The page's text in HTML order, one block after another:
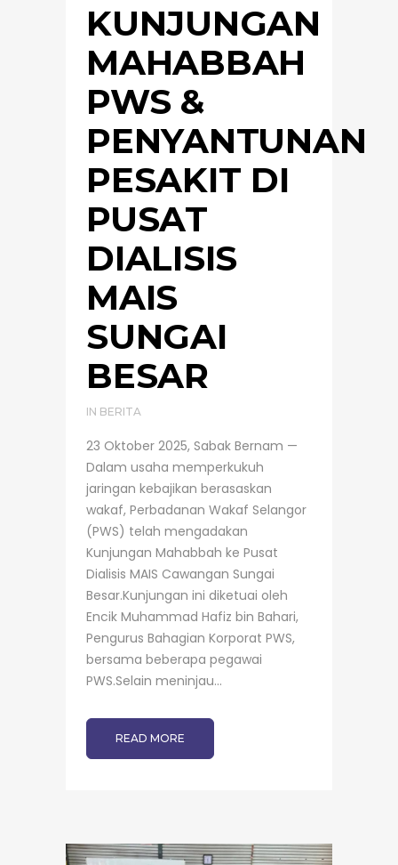
KUNJUNGAN
MAHABBAH
PWS &
PENYANTUNAN
PESAKIT DI
PUSAT
DIALISIS
MAIS
SUNGAI
BESAR
IN BERITA
23 Oktober 2025, Sabak Bernam —
Dalam usaha memperkukuh
jaringan kebajikan berasaskan
wakaf, Perbadanan Wakaf Selangor
(PWS) telah mengadakan
Kunjungan Mahabbah ke Pusat
Dialisis MAIS Cawangan Sungai
Besar.Kunjungan ini diketuai oleh
Encik Muhammad Hafiz bin Bahari,
Pengurus Bahagian Korporat PWS,
bersama beberapa pegawai
PWS.Selain meninjau...
READ MORE